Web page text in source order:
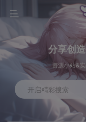
分享创
资源小站&
开启精彩搜索